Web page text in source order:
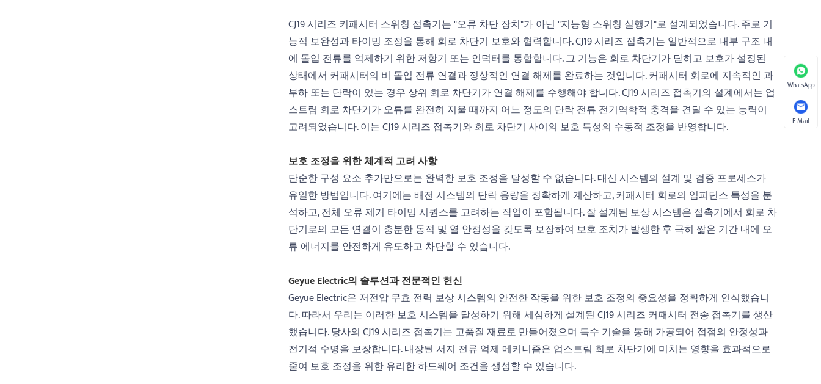
CJ19 시리즈 커패시터 스위칭 접촉기는 "오류 차단 장치"가 아닌 "지능형 스위칭 실행기"로 설계되었습니다. 주로 기
능적 보완성과 타이밍 조정을 통해 회로 차단기 보호와 협력합니다. CJ19 시리즈 접촉기는 일반적으로 내부 구조 내
에 돌입 전류를 억제하기 위한 저항기 또는 인덕터를 통합합니다. 그 기능은 회로 차단기가 닫히고 보호가 설정된
상태에서 커패시터의 비 돌입 전류 연결과 정상적인 연결 해제를 완료하는 것입니다. 커패시터 회로에 지속적인 과
부하 또는 단락이 있는 경우 상위 회로 차단기가 연결 해제를 수행해야 합니다. CJ19 시리즈 접촉기의 설계에서는 업
스트림 회로 차단기가 오류를 완전히 지울 때까지 어느 정도의 단락 전류 전기역학적 충격을 견딜 수 있는 능력이
고려되었습니다. 이는 CJ19 시리즈 접촉기와 회로 차단기 사이의 보호 특성의 수동적 조정을 반영합니다.
보호 조정을 위한 체계적 고려 사항
단순한 구성 요소 추가만으로는 완벽한 보호 조정을 달성할 수 없습니다. 대신 시스템의 설계 및 검증 프로세스가
유일한 방법입니다. 여기에는 배전 시스템의 단락 용량을 정확하게 계산하고, 커패시터 회로의 임피던스 특성을 분
석하고, 전체 오류 제거 타이밍 시퀀스를 고려하는 작업이 포함됩니다. 잘 설계된 보상 시스템은 접촉기에서 회로 차
단기로의 모든 연결이 충분한 동적 및 열 안정성을 갖도록 보장하여 보호 조치가 발생한 후 극히 짧은 기간 내에 오
류 에너지를 안전하게 유도하고 차단할 수 있습니다.
Geyue Electric의 솔루션과 전문적인 헌신
Geyue Electric은 저전압 무효 전력 보상 시스템의 안전한 작동을 위한 보호 조정의 중요성을 정확하게 인식했습니
다. 따라서 우리는 이러한 보호 시스템을 달성하기 위해 세심하게 설계된 CJ19 시리즈 커패시터 전송 접촉기를 생산
했습니다. 당사의 CJ19 시리즈 접촉기는 고품질 재료로 만들어졌으며 특수 기술을 통해 가공되어 접점의 안정성과
전기적 수명을 보장합니다. 내장된 서지 전류 억제 메커니즘은 업스트림 회로 차단기에 미치는 영향을 효과적으로
줄여 보호 조정을 위한 유리한 하드웨어 조건을 생성할 수 있습니다.
WhatsApp
E-Mail